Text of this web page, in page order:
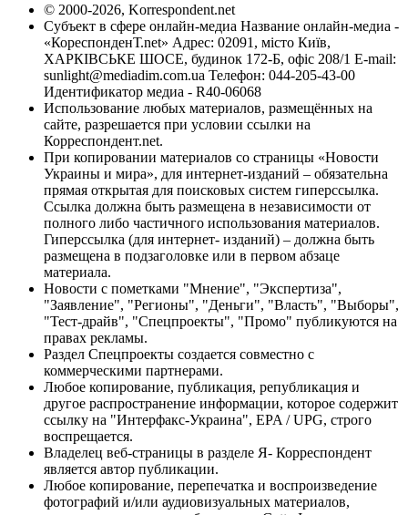
© 2000-2026, Korrespondent.net
Субъект в сфере онлайн-медиа Название онлайн-медиа -
«КореспонденТ.net» Адрес: 02091, місто Київ,
ХАРКІВСЬКЕ ШОСЕ, будинок 172-Б, офіс 208/1 E-mail:
sunlight@mediadim.com.ua Телефон: 044-205-43-00
Идентификатор медиа - R40-06068
Использование любых материалов, размещённых на
сайте, разрешается при условии ссылки на
Корреспондент.net.
При копировании материалов со страницы «Новости
Украины и мира», для интернет-изданий – обязательна
прямая открытая для поисковых систем гиперссылка.
Ссылка должна быть размещена в независимости от
полного либо частичного использования материалов.
Гиперссылка (для интернет- изданий) – должна быть
размещена в подзаголовке или в первом абзаце
материала.
Новости с пометками "Мнение", "Экспертиза",
"Заявление", "Регионы", "Деньги", "Власть", "Выборы",
"Тест-драйв", "Спецпроекты", "Промо" публикуются на
правах рекламы.
Раздел Спецпроекты создается совместно с
коммерческими партнерами.
Любое копирование, публикация, републикация и
другое распространение информации, которое содержит
ссылку на "Интерфакс-Украина", EPA / UPG, строго
воспрещается.
Владелец веб-страницы в разделе Я- Корреспондент
является автор публикации.
Любое копирование, перепечатка и воспроизведение
фотографий и/или аудиовизуальных материалов,